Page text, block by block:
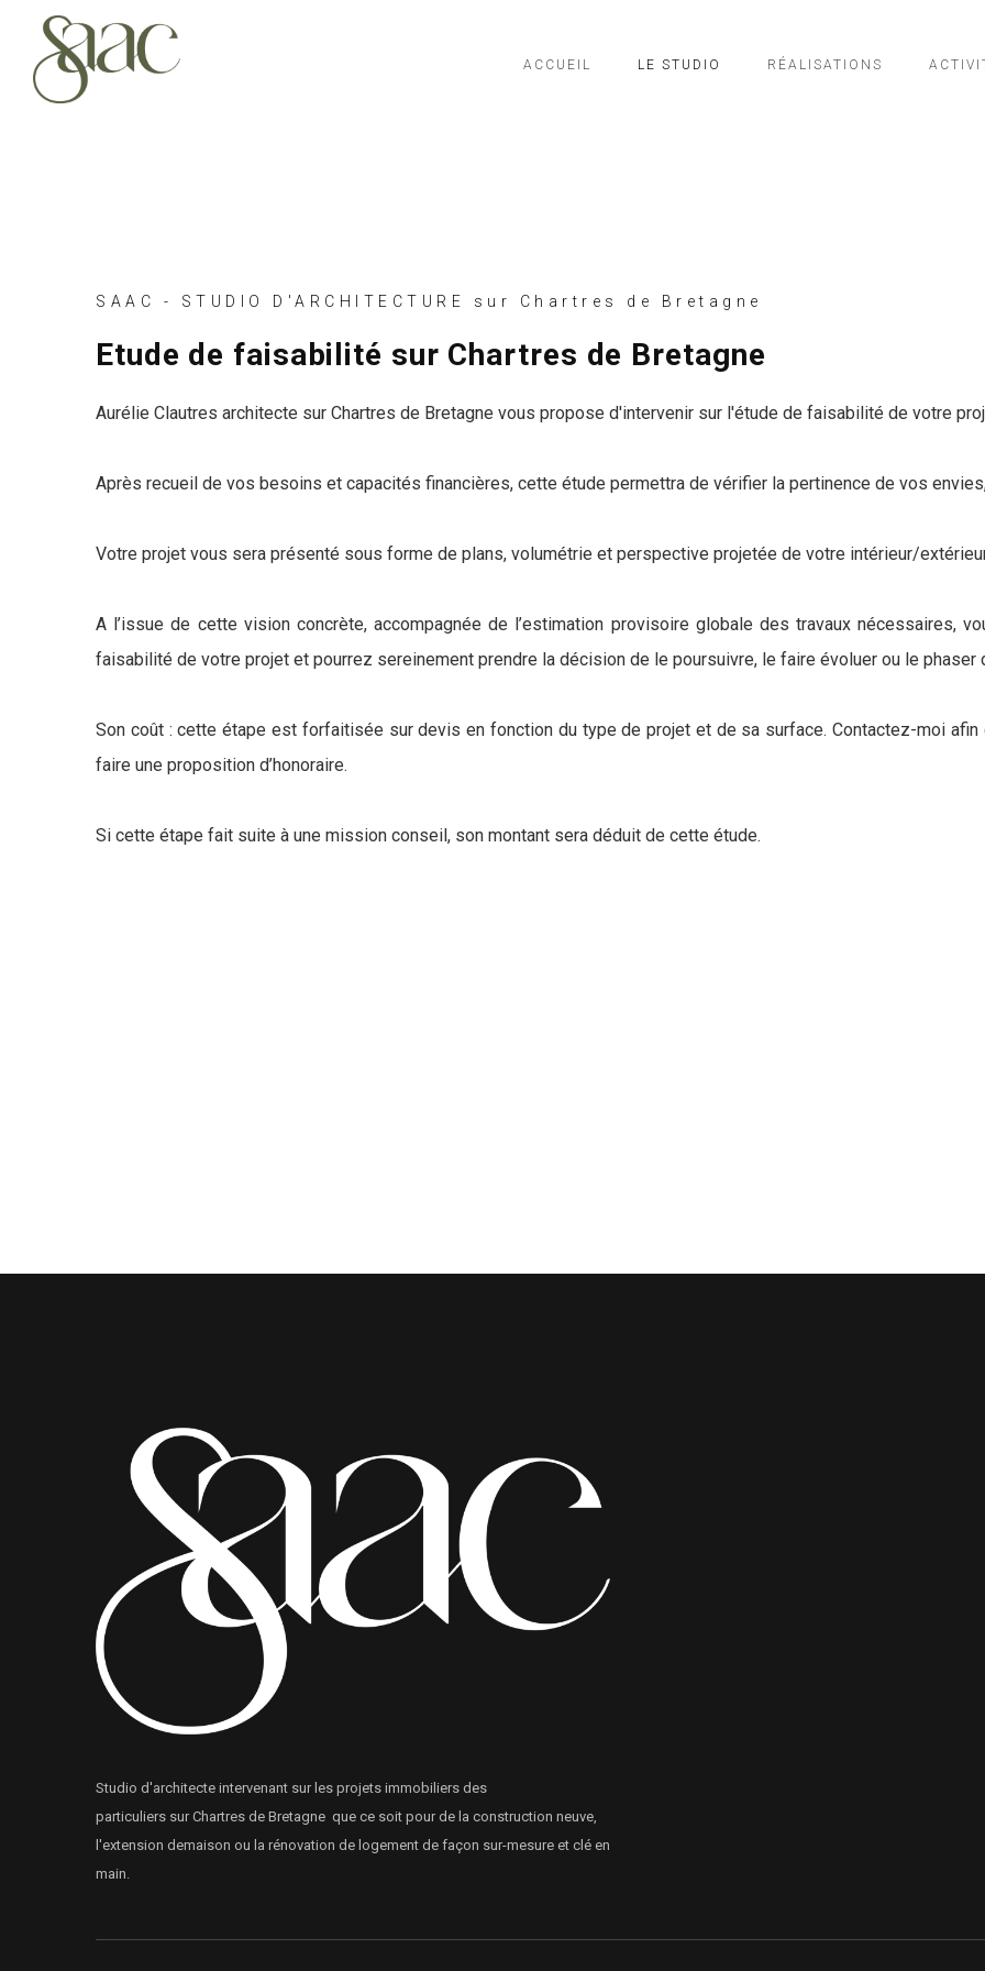
ACCUEIL LE STUDIO RÉALISATIONS
SAAC - STUDIO D'ARCHITECTURE sur Chartres de Bretagne
Etude de faisabilité sur Chartres de Bretagne
Aurélie Clautres architecte sur Chartres de Bretagne vous propose d'intervenir sur l'étude de faisabilité de votre
Après recueil de vos besoins et capacités financières, cette étude permettra de vérifier la pertinence de vos
Votre projet vous sera présenté sous forme de plans, volumétrie et perspective projetée de votre intérieur/
A l’issue de cette vision concrète, accompagnée de l’estimation provisoire globale des travaux nécessaires,
faisabilité de votre projet et pourrez sereinement prendre la décision de le poursuivre, le faire évoluer ou le phaser
Son coût : cette étape est forfaitisée sur devis en fonction du type de projet et de sa surface. Contactez-moi
faire une proposition d’honoraire.
Si cette étape fait suite à une mission conseil, son montant sera déduit de cette étude.
Studio d'architecte intervenant sur les projets immobiliers des
particuliers sur Chartres de Bretagne que ce soit pour de la construction neuve,
l'extension demaison ou la rénovation de logement de façon sur-mesure et clé en
main.